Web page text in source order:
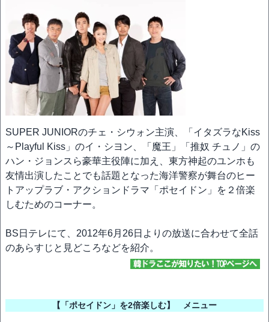
SUPER JUNIORのチェ・シウォン主演、「イタズラなKiss
～Playful Kiss」のイ・シヨン、「魔王」「推奴 チュノ」の
ハン・ジョンスら豪華主役陣に加え、東方神起のユンホも
友情出演したことでも話題となった海洋警察が舞台のヒー
トアップラブ・アクションドラマ「ポセイドン」を２倍楽
しむためのコーナー。
BS日テレにて、2012年6月26日よりの放送に合わせて全話
のあらすじと見どころなどを紹介。
【「ポセイドン」を2倍楽しむ】 メニュー